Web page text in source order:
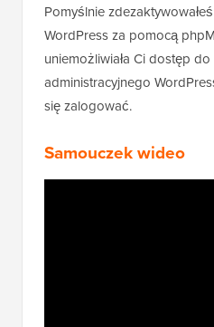
Pomyślnie
WordPress za pomocą
uniemożliwiała Ci dostęp
administracyjnego
się zalogować.
Samouczek wideo